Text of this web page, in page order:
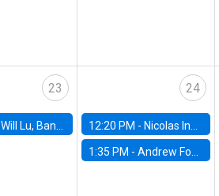
23
Will Lu, Banco Central de Chile
24
12:20 PM - Nicolas Inostroza, Rotman School of Management, University of Toronto
1:35 PM -Andrew Foster, Brown University